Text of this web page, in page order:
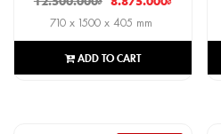
710 x 1500 x 405 mm
ADD TO CART